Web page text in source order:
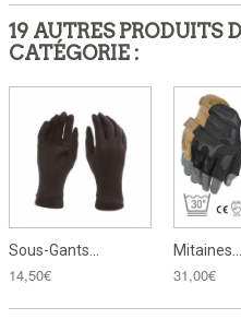
19 AUTRES PRODUITS
CATÉGORIE :
Sous-Gants...
14,50€
Mitaines...
31,00€